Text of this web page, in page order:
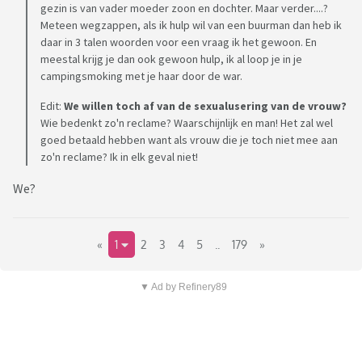
gezin is van vader moeder zoon en dochter. Maar verder....?
Meteen wegzappen, als ik hulp wil van een buurman dan heb ik
daar in 3 talen woorden voor een vraag ik het gewoon. En
meestal krijg je dan ook gewoon hulp, ik al loop je in je
campingsmoking met je haar door de war.
Edit: We willen toch af van de sexualusering van de vrouw?
Wie bedenkt zo'n reclame? Waarschijnlijk en man! Het zal wel
goed betaald hebben want als vrouw die je toch niet mee aan
zo'n reclame? Ik in elk geval niet!
We?
« 1 2 3 4 5 179 »
▼ Ad by Refinery89